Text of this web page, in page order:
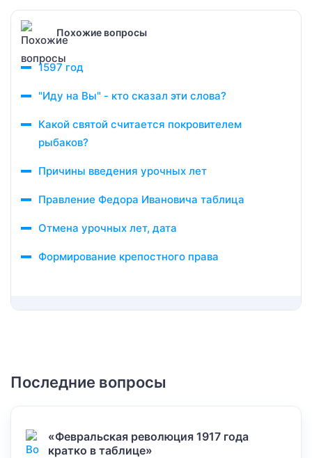
Похожие вопросы
1597 год
"Иду на Вы" - кто сказал эти слова?
Какой святой считается покровителем
рыбаков?
Причины введения урочных лет
Правление Федора Ивановича таблица
Отмена урочных лет, дата
Формирование крепостного права
Последние вопросы
«Февральская революция 1917 года
кратко в таблице»